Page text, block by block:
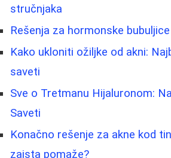
stručnjaka
Rešenja za hormonske
Kako ukloniti ožiljke od akni:
saveti
Sve o Tretmanu Hijaluronom:
Saveti
Konačno rešenje za akne kod
zaista pomaže?